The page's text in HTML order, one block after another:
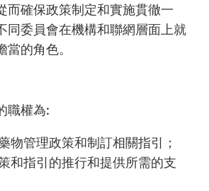
而確保政策制定和實施貫徹一
同委員會在機構和聯網層面上就
的角色。
職權為:
物管理政策和制訂相關指引；
和指引的推行和提供所需的支